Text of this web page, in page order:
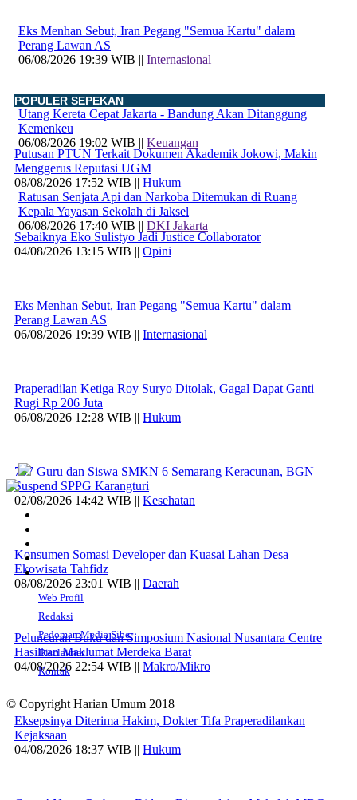
Eks Menhan Sebut, Iran Pegang "Semua Kartu" dalam
Perang Lawan AS
06/08/2026 19:39 WIB || Internasional
Utang Kereta Cepat Jakarta - Bandung Akan Ditanggung
Kemenkeu
06/08/2026 19:02 WIB || Keuangan
Ratusan Senjata Api dan Narkoba Ditemukan di Ruang
Kepala Yayasan Sekolah di Jaksel
06/08/2026 17:40 WIB || DKI Jakarta
POPULER SEPEKAN
Putusan PTUN Terkait Dokumen Akademik Jokowi, Makin
Menggerus Reputasi UGM
08/08/2026 17:52 WIB || Hukum
Sebaiknya Eko Sulistyo Jadi Justice Collaborator
04/08/2026 13:15 WIB || Opini
Eks Menhan Sebut, Iran Pegang "Semua Kartu" dalam
Perang Lawan AS
06/08/2026 19:39 WIB || Internasional
Praperadilan Ketiga Roy Suryo Ditolak, Gagal Dapat Ganti
Rugi Rp 206 Juta
06/08/2026 12:28 WIB || Hukum
707 Guru dan Siswa SMKN 6 Semarang Keracunan, BGN
Suspend SPPG Karangturi
02/08/2026 14:42 WIB || Kesehatan
Konsumen Somasi Developer dan Kuasai Lahan Desa
Ekowisata Tahfidz
08/08/2026 23:01 WIB || Daerah
Peluncuran Buku dan Simposium Nasional Nusantara Centre
Hasilkan Maklumat Merdeka Barat
04/08/2026 22:54 WIB || Makro/Mikro
Eksepsinya Diterima Hakim, Dokter Tifa Praperadilankan
Kejaksaan
04/08/2026 18:37 WIB || Hukum
Web Profil
Redaksi
Pedoman Media Siber
Disclaimer
Kontak
© Copyright Harian Umum 2018